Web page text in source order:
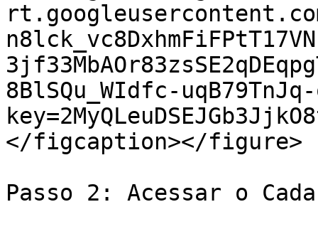
8BlSQu_WIdfc-uqB79TnJq-
</figcaption></figure>
Passo 2: Acessar o